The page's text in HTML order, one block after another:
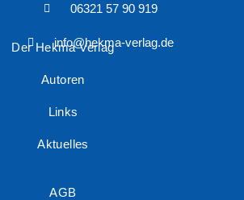
06321 57 90 919
info@hekma-verlag.de
Der Hekma Verlag
Autoren
Links
Aktuelles
AGB